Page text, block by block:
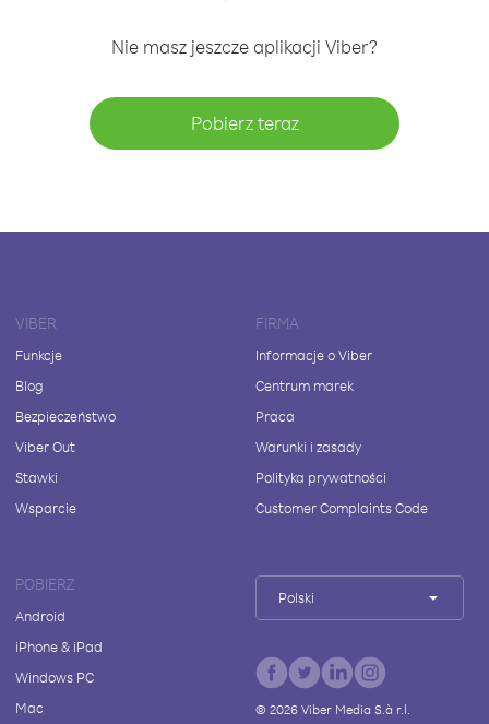
Nie masz jeszcze aplikacji Viber?
Pobierz teraz
VIBER
Funkcje
Blog
Bezpieczeństwo
Viber Out
Stawki
Wsparcie
FIRMA
Informacje o Viber
Centrum marek
Praca
Warunki i zasady
Polityka prywatności
Customer Complaints Code
POBIERZ
Android
iPhone & iPad
Windows PC
Mac
Polski
© 2026Viber Media S.à r.l.